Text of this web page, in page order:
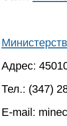
Адрес:
Тел.: (347)
E-mail: